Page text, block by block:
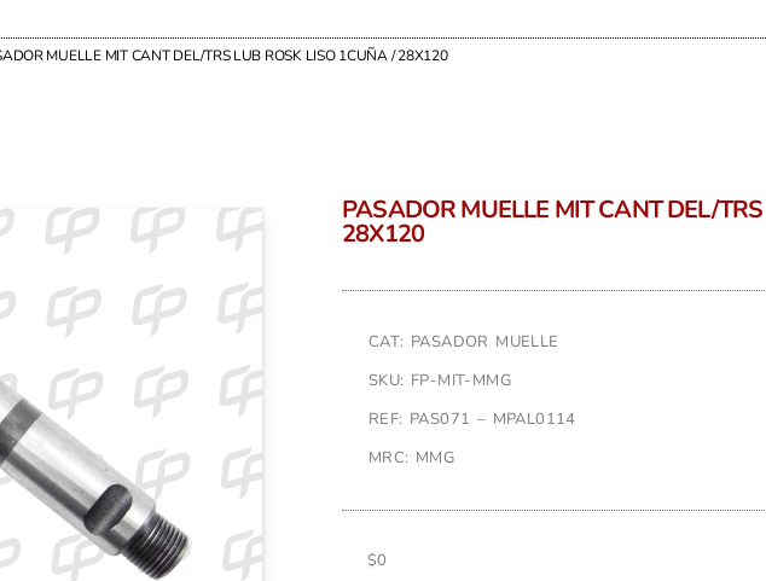
MUELLE MIT CANT DEL/TRS LUB ROSK LISO 1CUÑA / 28X120
PASADOR MUELLE MIT CANT DEL/
28X120
CAT: PASADOR MUELLE
SKU: FP-MIT-MMG
REF: PAS071 – MPAL0114
MRC: MMG
$0